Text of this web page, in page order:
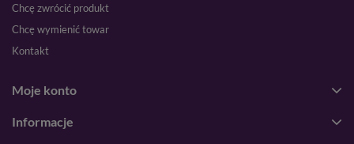
Chcę zwrócić produkt
Chcę wymienić towar
Kontakt
Moje konto
Informacje